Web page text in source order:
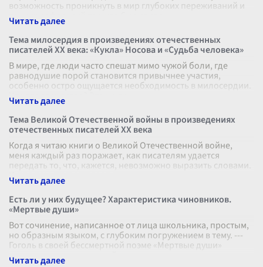
возможность проникнуть в мир глубоких переживаний и
тонких рефлексий тех, кто был свиде
Тема милосердия в произведениях отечественных
писателей XX века: «Кукла» Носова и «Судьба человека»
В мире, где люди часто спешат мимо чужой боли, где
равнодушие порой становится привычнее участия,
особенно остро ощущается необходимость в милосердии.
Что это за чувство? Это не пр
Тема Великой Отечественной войны в произведениях
отечественных писателей XX века
Когда я читаю книги о Великой Отечественной войне,
меня каждый раз поражает, как писателям удается
передать то, что, кажется, невозможно выразить словами.
Как описать ужас, когда в
Есть ли у них будущее? Характеристика чиновников.
«Мертвые души»
Вот сочинение, написанное от лица школьника, простым,
но образным языком, с глубоким погружением в тему. ---
Гоголь в своей бессмертной поэме «Мертвые души»
нарисовал портрет целой